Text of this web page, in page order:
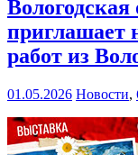
Вологодская
приглашает
работ из
01.05.2026 Новости,